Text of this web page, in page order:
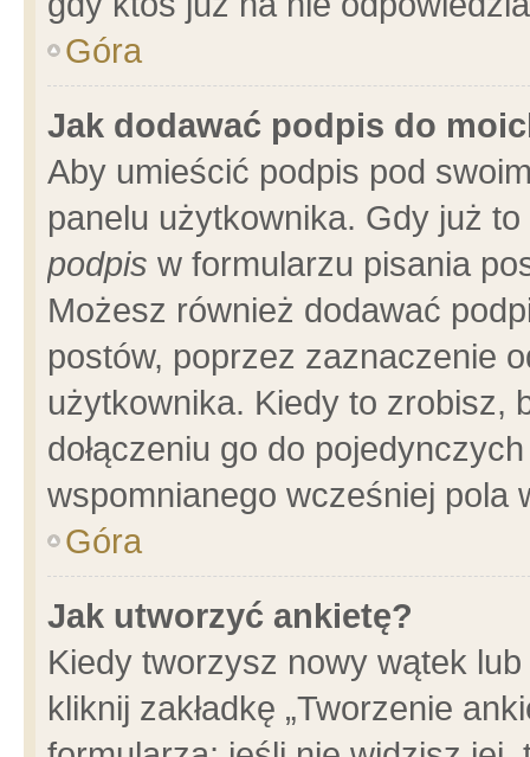
Góra
Jak dodawać podpis do
Aby umieścić podpis pod
panelu użytkownika. Gdy już
podpis w formularzu pisania
Możesz również dodawać
postów, poprzez zaznaczenie
użytkownika. Kiedy to zrobisz,
dołączeniu go do
wspomnianego wcześniej pola
Góra
Jak utworzyć ankietę?
Kiedy tworzysz nowy wątek
kliknij zakładkę „Tworzenie